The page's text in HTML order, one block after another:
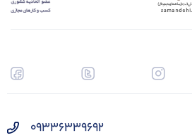
09336339692